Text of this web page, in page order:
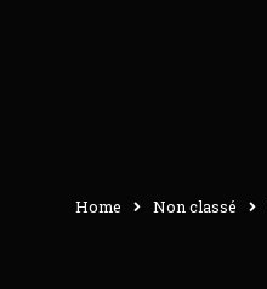
Home Non classé